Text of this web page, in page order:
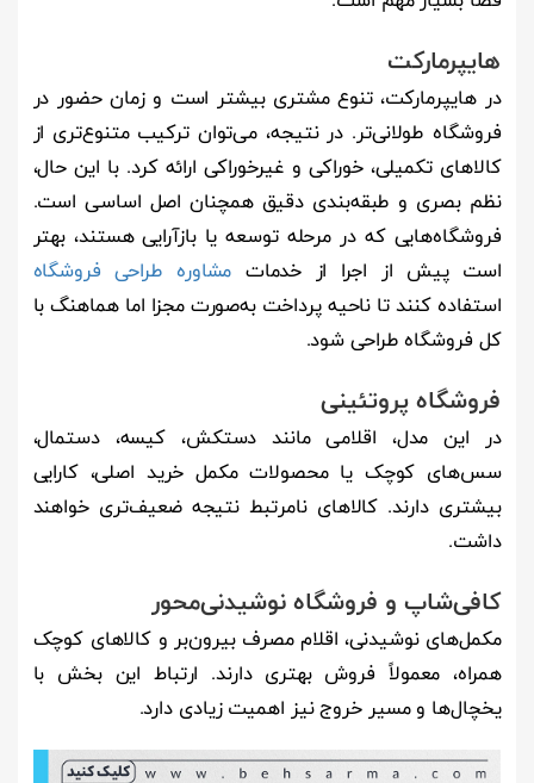
هایپرمارکت
در هایپرمارکت، تنوع مشتری بیشتر است و زمان حضور در
فروشگاه طولانی‌تر. در نتیجه، می‌توان ترکیب متنوع‌تری از
کالاهای تکمیلی، خوراکی و غیرخوراکی ارائه کرد. با این حال،
نظم بصری و طبقه‌بندی دقیق همچنان اصل اساسی است.
فروشگاه‌هایی که در مرحله توسعه یا بازآرایی هستند، بهتر
است پیش از اجرا از خدمات مشاوره طراحی فروشگاه
استفاده کنند تا ناحیه پرداخت به‌صورت مجزا اما هماهنگ با
کل فروشگاه طراحی شود.
فروشگاه پروتئینی
در این مدل، اقلامی مانند دستکش، کیسه، دستمال،
سس‌های کوچک یا محصولات مکمل خرید اصلی، کارایی
بیشتری دارند. کالاهای نامرتبط نتیجه ضعیف‌تری خواهند
داشت.
کافی‌شاپ و فروشگاه نوشیدنی‌محور
مکمل‌های نوشیدنی، اقلام مصرف بیرون‌بر و کالاهای کوچک
همراه، معمولاً فروش بهتری دارند. ارتباط این بخش با
یخچال‌ها و مسیر خروج نیز اهمیت زیادی دارد.